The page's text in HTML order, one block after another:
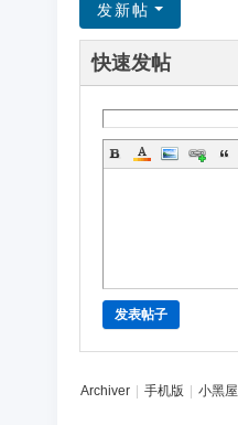
发新帖
快速发帖
发表帖子
Archiver 手机版 小黑屋